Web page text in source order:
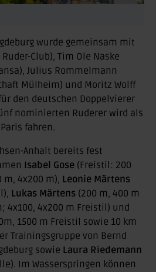
wurde gemeinsam mit
Club), Tim Ole Naske
Julius Rommelmann
Mülheim) und Moritz Wolff
den deutschen Doppelvierer
nominierten Ruderer wird als
fahren.
Anhalt bereits fest
Isabel Gose (Freistil: 200
m, 4x200 m), Leonie Märtens
Lukas Märtens (200 m, 400 m
4x100, 4x200 m Freistil) und
1500 m Freistil sowie 10 km
Trainingsgruppe von Bernd
sowie Laura Riedemann
Im Wasserspringen können